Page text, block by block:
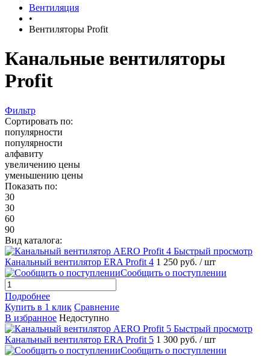
Вентиляция
•
Вентиляторы Profit
Канальные вентиляторы
Profit
Фильтр
Сортировать по:
популярности
популярности
алфавиту
увеличению цены
уменьшению цены
Показать по:
30
30
60
90
Вид каталога:
Быстрый просмотр
Канальный вентилятор ERA Profit 4 1 250 руб. / шт
Сообщить о поступлении
Подробнее
Купить в 1 клик Сравнение
В избранное Недоступно
Быстрый просмотр
Канальный вентилятор ERA Profit 5 1 300 руб. / шт
Сообщить о поступлении